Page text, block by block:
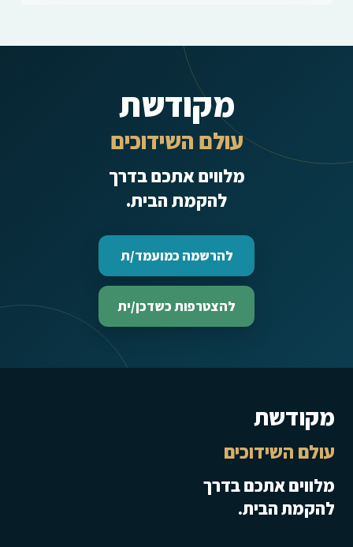
מקודשת
עולם השידוכים
מלווים אתכם בדרך
להקמת הבית.
להרשמה כמועמד/ת
להצטרפות כשדכן/ית
מקודשת
עולם השידוכים
מלווים אתכם בדרך
להקמת הבית.